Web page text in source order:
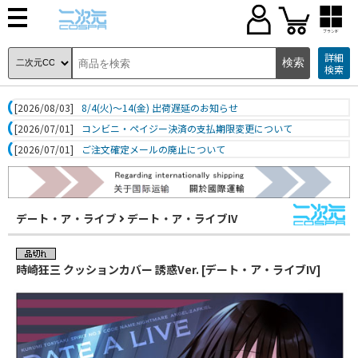
ブランド
詳細
検索
[2026/08/03]
8/4(火)～14(金) 出荷遅延のお知らせ
[2026/07/01]
コンビニ・ペイジー決済の支払期限変更について
[2026/07/01]
ご注文確定メールの廃止について
デート・ア・ライブ デート・ア・ライブIV
時崎狂三 クッションカバー 誘惑Ver. [デート・ア・ライブIV]